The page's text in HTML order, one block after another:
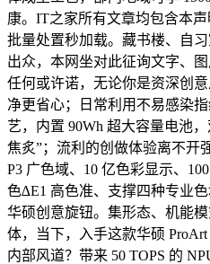
康。IT之家所有文章均包含本
批量处置秒加载。藏书楼、自
出众，本网坐对此征询文字、
任何或许诺，无论你是资深创
净更省心；日常利用不易感染
艺，内置 90Wh 超大容量电池
焦炙”；流利的创做体验离不开
P3 广色域、10 亿色彩显示、
色∆E1 高色准、支撑四种专业
华硕创意旋钮。集形态、机能
体，当下，入手这款华硕
内部风道？带来 50 TOPS 的